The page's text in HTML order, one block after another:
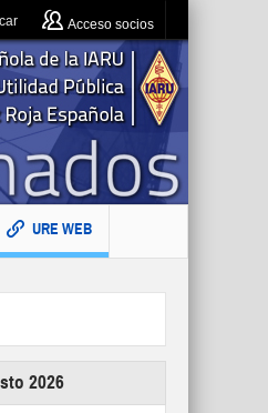
Acceso socios
URE WEB
2026